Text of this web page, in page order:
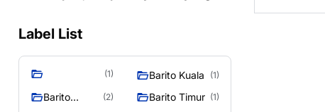
Label List
(1) Barito Kuala (1)
Barito
(2) Barito Timur (1)